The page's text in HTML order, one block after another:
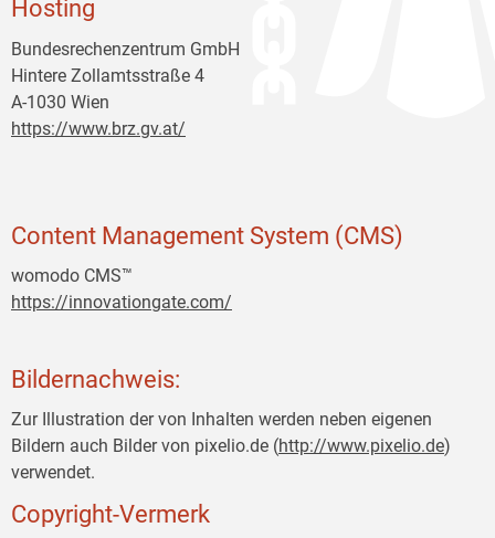
Hosting
Bundesrechenzentrum GmbH
Hintere Zollamtsstraße 4
A-1030 Wien
https://www.brz.gv.at/
Content Management System (CMS)
womodo CMS™
https://innovationgate.com/
Bildernachweis:
Zur Illustration der von Inhalten werden neben eigenen
Bildern auch Bilder von pixelio.de (http://www.pixelio.de)
verwendet.
Copyright-Vermerk